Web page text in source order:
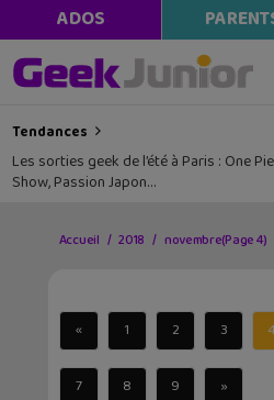
ADOS
Tendances
Les sorties geek de l’été à Paris : One
Show, Passion Japon…
Accueil 2018 novembre(Page 4)
« 1 2 3
7 8 9 »